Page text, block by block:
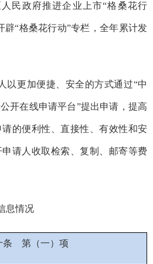
民政府推进企业上市“格桑花行
辟“格桑花行动”专栏，全年累计发
更加便捷、安全的方式通过“中
开在线申请平台”提出申请，提高
的便利性、直接性、有效性和安
请人收取检索、复制、邮寄等费
息情况
条 第（一）项